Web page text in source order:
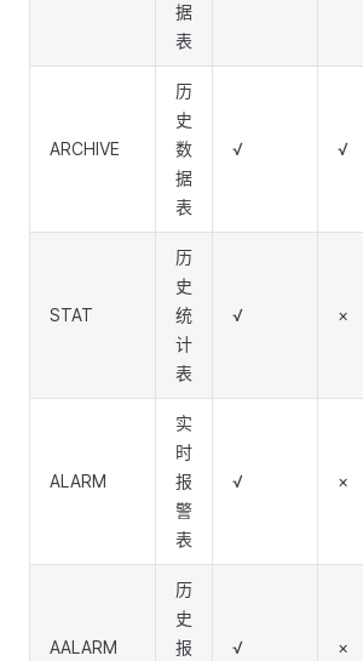
据
表
ARCHIVE
历
史
数
据
表
√ √
STAT
历
史
统
计
表
√ ×
ALARM
实
时
报
警
表
√ ×
AALARM
历
史
报
√ ×